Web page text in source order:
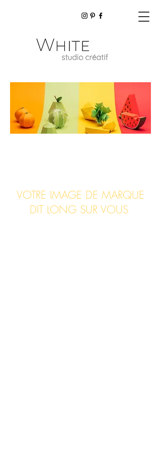
VOTRE IMAGE DE MARQUE
DIT LONG SUR VOUS